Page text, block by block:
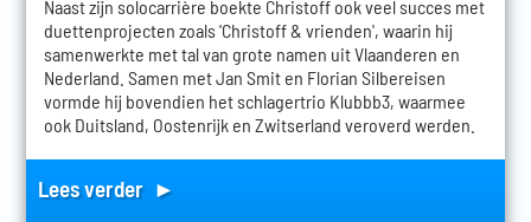
Naast zijn solocarrière boekte Christoff ook veel succes met
duettenprojecten zoals 'Christoff & vrienden', waarin hij
samenwerkte met tal van grote namen uit Vlaanderen en
Nederland. Samen met Jan Smit en Florian Silbereisen
vormde hij bovendien het schlagertrio Klubbb3, waarmee
ook Duitsland, Oostenrijk en Zwitserland veroverd werden.
Lees verder ►